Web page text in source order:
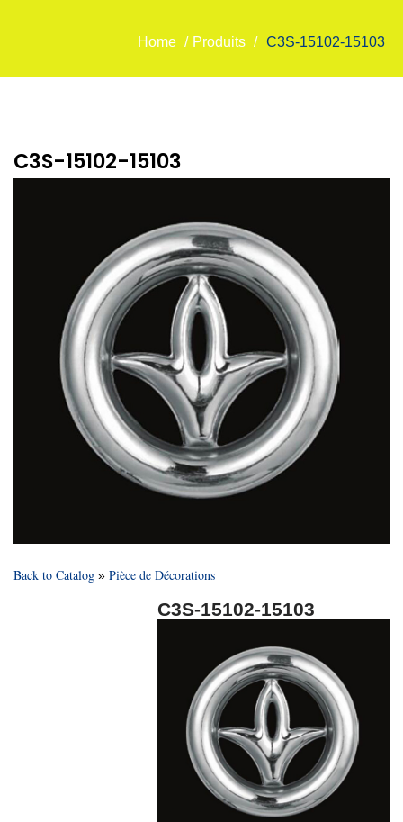
Home / Produits / C3S-15102-15103
C3S-15102-15103
Back to Catalog Pièce de Décorations
C3S-15102-15103